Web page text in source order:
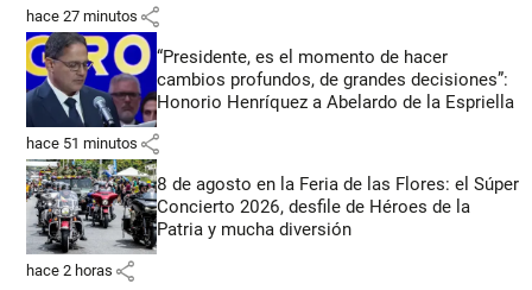
hace 27 minutos share
“Presidente, es el momento de hacer
cambios profundos, de grandes decisiones”:
Honorio Henríquez a Abelardo de la Espriella
hace 51 minutos share
8 de agosto en la Feria de las Flores: el Súper
Concierto 2026, desfile de Héroes de la
Patria y mucha diversión
hace 2 horas share